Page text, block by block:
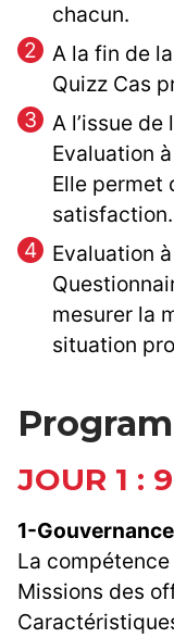
chacun.
A la fin de
Quizz Cas
A l’issue
Evaluation
Elle permet
satisfaction.
Evaluation
mesurer la
situation
JOUR 1 :
1-
La
Missions des